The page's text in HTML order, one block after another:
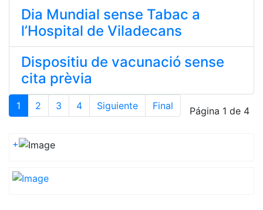
Dia Mundial sense Tabac a
l’Hospital de Viladecans
Dispositiu de vacunació sense
cita prèvia
Página 1 de 4
1 2 3 4 Siguiente Final
+